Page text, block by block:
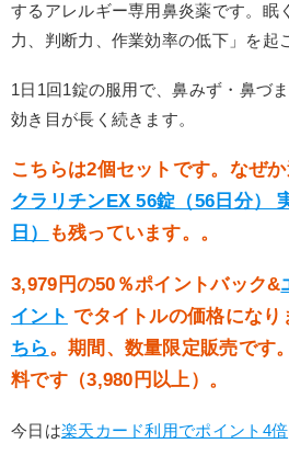
するアレルギー専用鼻炎薬です。眠
力、判断力、作業効率の低下」を起
1日1回1錠の服用で、鼻みず・鼻づ
効き目が長く続きます。
こちらは2個セットです。なぜ
クラリチンEX 56錠（56日分）
日）
も残っています。。
3,979円の50％ポイントバック&
イント でタイトルの価格になり
ちら 。期間、数量限定販売です
料です（3,980円以上）。
今日は楽天カード利用でポイント4倍